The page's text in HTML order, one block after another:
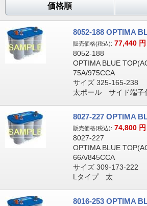
価格順
8052-188 OPTIMA
販売価格(税込): 77,440 円
8052-188
OPTIMA BLUE
75A/975CCA
サイズ 325-165-238
太ポール サイド端子
8027-227 OPTIMA
販売価格(税込): 74,800 円
8027-227
OPTIMA BLUE
66A/845CCA
サイズ 309-173-222
Lタイプ 太
8016-253 OPTIMA